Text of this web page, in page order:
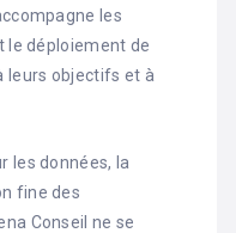
les
le déploiement de
leurs objectifs et à
les données, la
fine des
Conseil ne se